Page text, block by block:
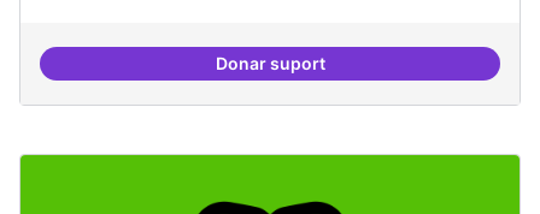
Donar suportDrets Humans i capa digital